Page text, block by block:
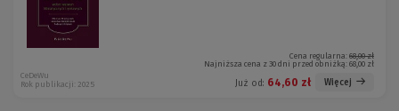
Cena regularna: 68,00 zł
Najniższa cena z 30 dni przed obniżką: 68,00 zł
Już od: 64,60 zł Więcej
CeDeWu
Rok publikacji: 2025